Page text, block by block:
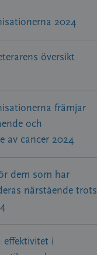
2024
översikt
främjar
och
av cancer 2024
dem som har
närstående trots
effektivitet i